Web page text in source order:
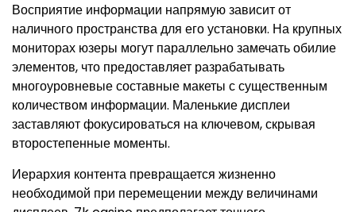
Восприятие информации напрямую зависит от
наличного пространства для его установки. На крупных
мониторах юзеры могут параллельно замечать обилие
элементов, что предоставляет разрабатывать
многоуровневые составные макеты с существенным
количеством информации. Маленькие дисплеи
заставляют фокусироваться на ключевом, скрывая
второстепенные моменты.
Иерархия контента превращается жизненно
необходимой при перемещении между величинами